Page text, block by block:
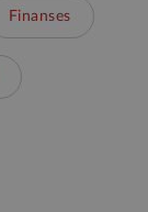
Finanses